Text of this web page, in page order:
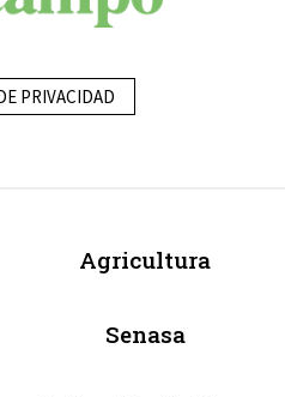
PRIVACIDAD
Agricultura
Senasa